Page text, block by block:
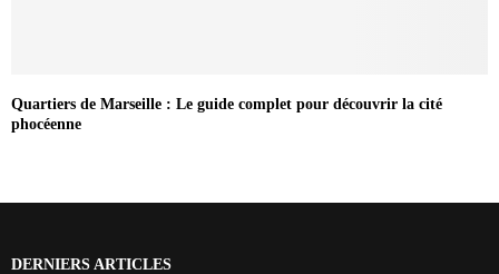
Quartiers de Marseille : Le guide complet pour découvrir la cité
phocéenne
DERNIERS ARTICLES